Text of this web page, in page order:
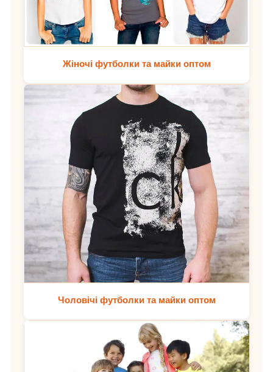
Жіночі футболки та майки оптом
Чоловічі футболки та майки оптом